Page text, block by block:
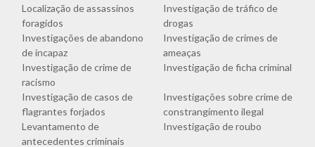
Localização de assassinos
foragidos
Investigação de tráfico de
drogas
Investigações de abandono
de incapaz
Investigação de crimes de
ameaças
Investigação de crime de
racismo
Investigação de ficha criminal
Investigação de casos de
flagrantes forjados
Investigações sobre crime de
constrangimento ilegal
Levantamento de
antecedentes criminais
Investigação de roubo